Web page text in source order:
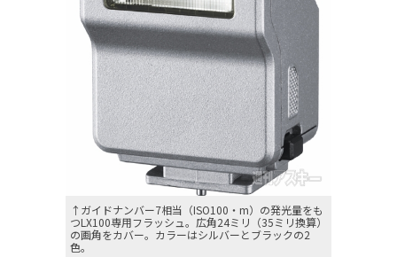
↑ガイドナンバー7相当（ISO100・m）の発光量をも
つLX100専用フラッシュ。広角24ミリ（35ミリ換算）
の画角をカバー。カラーはシルバーとブラックの2
色。